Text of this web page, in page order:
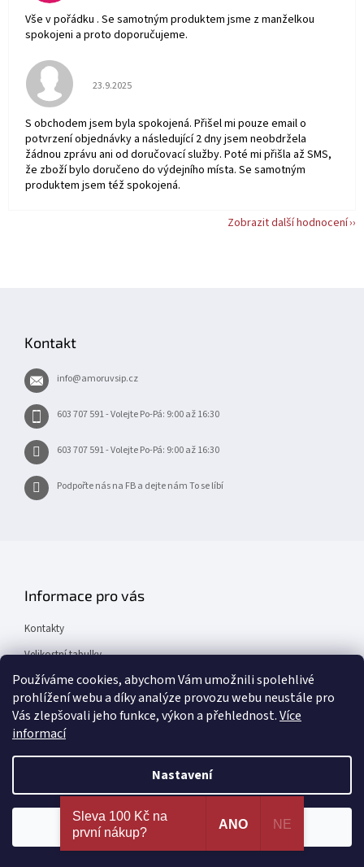
Používáme cookies, abychom Vám umožnili spolehlivé
prohlížení webu a díky analýze provozu webu neustále pro
Vás zlepšovali jeho funkce, výkon a přehlednost.Více
informací
Nastavení
Nejširší výběr erotických pomůcek a sexy prádla na
jednom místě. 100% spokojenost dle recenzí
ověřených zákazníků!
Vše v pořádku . Se samotným produktem jsme z manželkou
spokojeni a proto doporučujeme.
Hodnocení obchodu je 5 z 5 hvězdiček.
23.9.2025
S obchodem jsem byla spokojená. Přišel mi pouze email o
potvrzení objednávky a následující 2 dny jsem neobdržela
žádnou zprávu ani od doručovací služby. Poté mi přišla až SMS,
že zboží bylo doručeno do výdejního místa. Se samotným
produktem jsem též spokojená.
Zobrazit další hodnocení
Kontakt
info@amoruvsip.cz
603 707 591 - Volejte Po-Pá: 9:00 až 16:30
603 707 591 - Volejte Po-Pá: 9:00 až 16:30
Podpořte nás na FB a dejte nám To se líbí
Informace pro vás
Kontakty
Velikostní tabulky
Obchodní podmínky
Pomáháme nemocným dětem
O data produktů pečuje profesionál UPDATER.cz
Facebook
Sleva 100 Kč na
první nákup?
ANO NE